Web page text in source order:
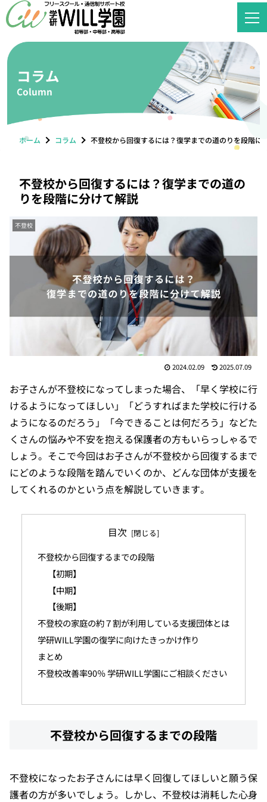
コラム
Column
ホーム コラム 不登校から回復するには？復学までの道のりを段階に
不登校から回復するには？復学までの道の
りを段階に分けて解説
不登校
2024.02.09 2025.07.09
お子さんが不登校になってしまった場合、「早く学校に行
けるようになってほしい」「どうすればまた学校に行ける
ようになるのだろう」「今できることは何だろう」などた
くさんの悩みや不安を抱える保護者の方もいらっしゃるで
しょう。そこで今回はお子さんが不登校から回復するまで
にどのような段階を踏んでいくのか、どんな団体が支援を
してくれるのかという点を解説していきます。
目次
不登校から回復するまでの段階
【初期】
【中期】
【後期】
不登校の家庭の約７割が利用している支援団体とは
学研WILL学園の復学に向けたきっかけ作り
まとめ
不登校改善率90％ 学研WILL学園にご相談ください
不登校から回復するまでの段階
不登校になったお子さんには早く回復してほしいと願う保
護者の方が多いでしょう。しかし、不登校は消耗した心身